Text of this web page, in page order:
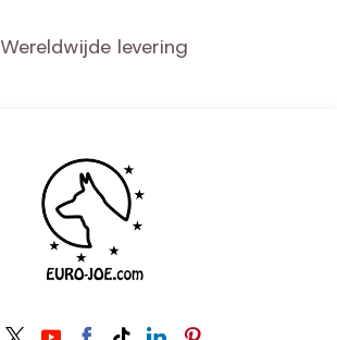
Wereldwijde levering